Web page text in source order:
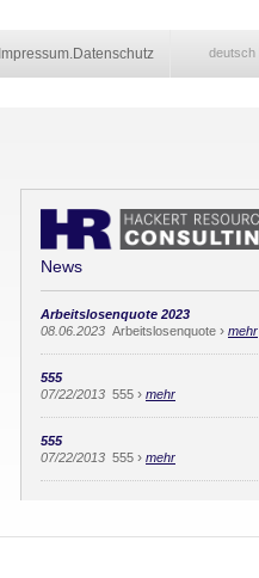
deutsch
Impressum.Datenschutz
News
Arbeitslosenquote 2023
08.06.2023 Arbeitslosenquote › mehr
555
07/22/2013 555 › mehr
555
07/22/2013 555 › mehr